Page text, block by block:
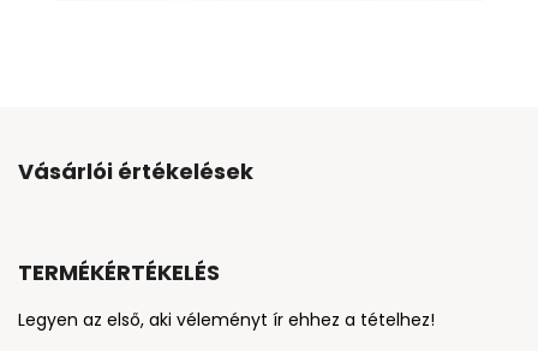
Vásárlói értékelések
TERMÉKÉRTÉKELÉS
Legyen az első, aki véleményt ír ehhez a tételhez!